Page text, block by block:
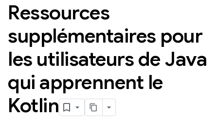
Ressources
supplémentaires pour
les utilisateurs de Java
qui apprennent le
Kotlin